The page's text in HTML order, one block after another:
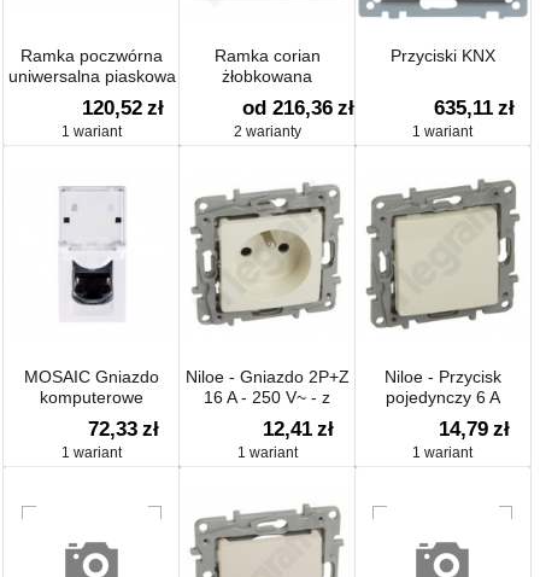
Ramka poczwórna
uniwersalna piaskowa
120,52 zł
1 wariant
Ramka corian
żłobkowana
od 216,36 zł
2 warianty
Przyciski KNX
635,11 zł
1 wariant
MOSAIC Gniazdo
komputerowe
pojedyncze RJ45
kat.5e FTP białe
076552
72,33 zł
1 wariant
Niloe - Gniazdo 2P+Z
16 A - 250 V~ - z
przesłoną
12,41 zł
1 wariant
Niloe - Przycisk
pojedynczy 6 A
14,79 zł
1 wariant